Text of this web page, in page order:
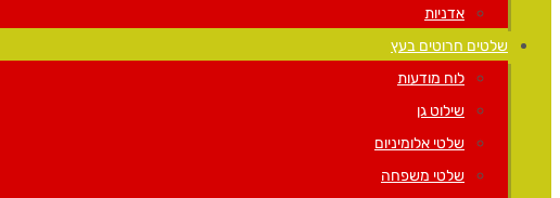
אדניות
שלטים חרוטים בעץ
לוח מודעות
שילוט גן
שלטי אלומיניום
שלטי משפחה